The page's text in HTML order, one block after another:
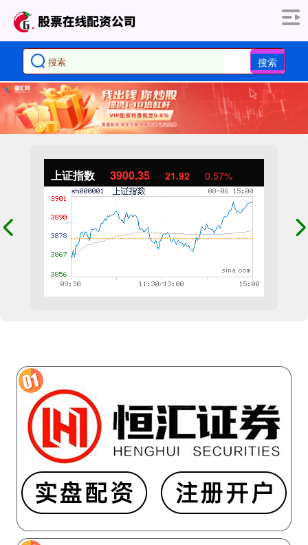
搜索
上证指数 3900.35 21.92 0.57%